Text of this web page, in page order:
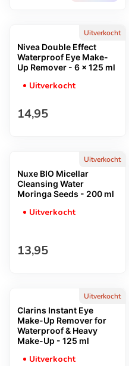
Uitverkocht
Nivea Double Effect
Waterproof Eye Make-
Up Remover - 6 x 125 ml
Uitverkocht
Normale prijs
14,95
Uitverkocht
Nuxe BIO Micellar
Cleansing Water
Moringa Seeds - 200 ml
Uitverkocht
Normale prijs
13,95
Uitverkocht
Clarins Instant Eye
Make-Up Remover for
Waterproof & Heavy
Make-Up - 125 ml
Uitverkocht